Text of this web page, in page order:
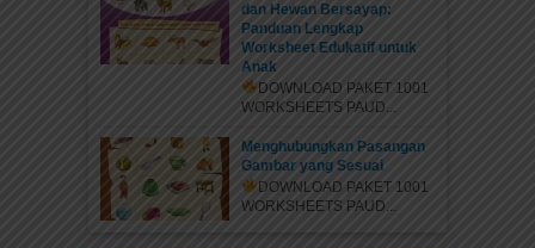
dan Hewan Bersayap:
Panduan Lengkap
Worksheet Edukatif untuk
Anak
DOWNLOAD PAKET 1001
WORKSHEETS PAUD...
Menghubungkan Pasangan
Gambar yang Sesuai
DOWNLOAD PAKET 1001
WORKSHEETS PAUD...